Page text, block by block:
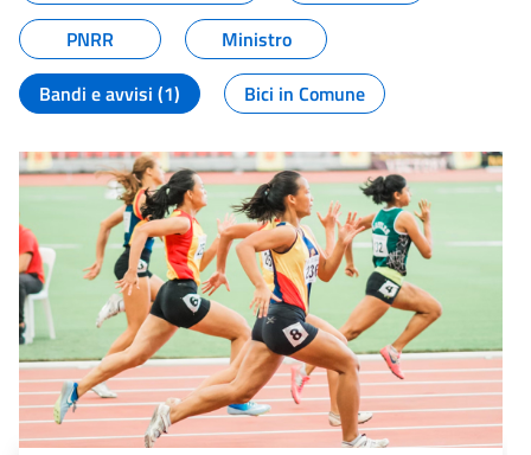
PNRR
Ministro
Bandi e avvisi (1)
Bici in Comune